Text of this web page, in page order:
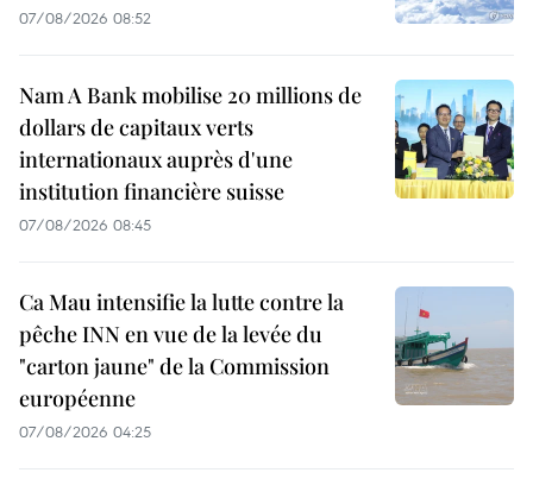
07/08/2026 08:52
Nam A Bank mobilise 20 millions de
dollars de capitaux verts
internationaux auprès d'une
institution financière suisse
07/08/2026 08:45
Ca Mau intensifie la lutte contre la
pêche INN en vue de la levée du
"carton jaune" de la Commission
européenne
07/08/2026 04:25